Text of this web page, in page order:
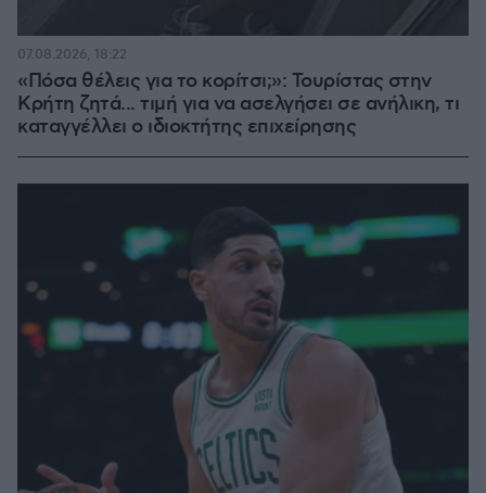
«Πόσα θέλεις για το κορίτσι;»: Τουρίστας στην
Κρήτη ζητά... τιμή για να ασελγήσει σε ανήλικη, τι
καταγγέλλει ο ιδιοκτήτης επιχείρησης
07.08.2026, 18:22